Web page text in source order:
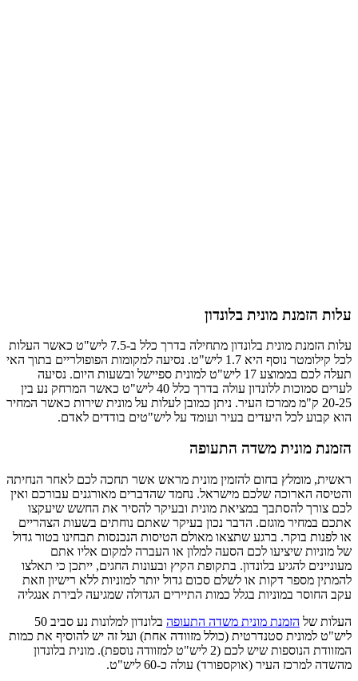
עלות הזמנת מונית בלונדון
עלות הזמנת מונית בלונדון מתחילה בדרך כלל ב-7.5 ליש"ט כאשר העלות
לכל קילומטר נוסף היא 1.7 ליש"ט. נסיעה למקומות הפופולריים בתוך האי
תעלה לכם בממוצע 17 ליש"ט למונית ספיישל ובשעות היום. נסיעה
לערים סמוכות ללונדון עולה בדרך כלל 40 ליש"ט כאשר המרחק נע בין
20-25 ק"מ ממרכז העיר. ניתן כמובן לעלות על מונית שירות כאשר המחיר
הוא קבוע לכל היעדים בעיר ועומד על ליש"טים בודדים לאדם.
הזמנת מונית משדה התעופה
ראשית, מומלץ בחום להזמין מונית מראש אשר תחכה לכם לאחר הנחיתה
והטיסה הארוכה שלכם מישראל. נחמד שהדברים מאורגנים עבורכם ואין
לכם צורך להסתבך במציאת מונית ובעיקר להסיר את החשש שיעקצו
אתכם במחיר מוגזם. הדבר נכון בעיקר שאתם נוחתים בשעות הצהריים
או לפנות בוקר. ברגע שתצאו מאולם הטיסות הנכנסות תבחינו בטור גדול
של מוניות שיציעו לכם הסעה למלון או העברה למקום אליו אתם
מעוניינים להגיע בלונדון. בתקופת הקיץ ובעונות החגים, ייתכן כי תאלצו
להמתין מספר דקות או לשלם סכום גדול יותר למוניות ללא רישיון וזאת
עקב החוסר במוניות בגלל כמות התיירים הגדולה שמגיעה לבירת אנגליה
העלות של הזמנת מונית משדה התעופה
בלונדון למלונות נע סביב 50
ליש"ט למונית סטנדרטית (כולל מזוודה אחת) ועל זה יש להוסיף את כמות
המזוודת הנוספות שיש לכם (2 ליש"ט למזוודה נוספת). מונית בלונדון
מהשדה למרכז העיר (אוקספורד) עולה כ-60 ליש"ט.